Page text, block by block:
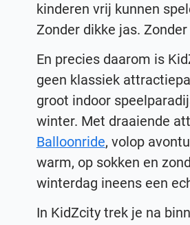
kinderen vrij kunnen
Zonder dikke jas.
En precies daarom is
geen klassiek
groot indoor
winter. Met draaiende
Balloonride, volop
warm, op sokken en
winterdag ineens een
In KidZcity trek je na